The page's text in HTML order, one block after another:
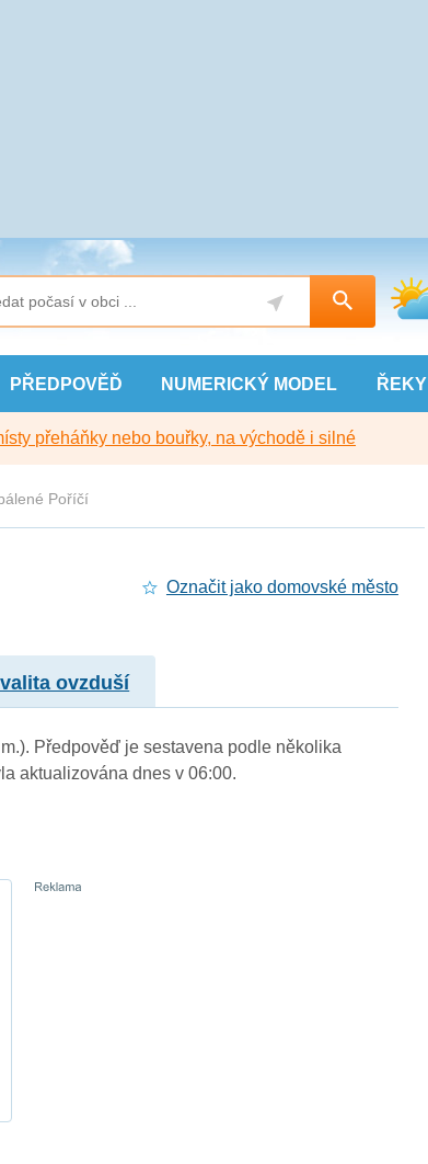
PŘEDPOVĚĎ NUMERICKÝ MODEL ŘEKY
přeháňky nebo bouřky, na východě i silné
Poříčí
Označit jako domovské město
ovzduší
Předpověď je sestavena podle několika
aktualizována dnes v 06:00.